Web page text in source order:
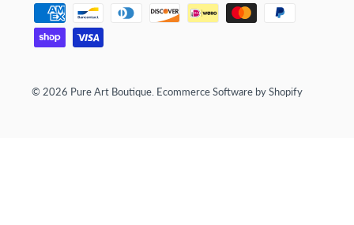
© 2026 Pure Art Boutique Ecommerce Software by Shopify